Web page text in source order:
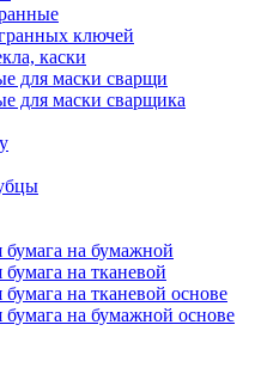
ключей
каски
для маски сварщи
для маски сварщика
на бумажной
на тканевой
на тканевой основе
на бумажной основе